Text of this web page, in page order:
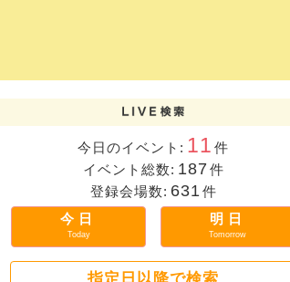
今日のイベント: 11 件
イベント総数: 187 件
登録会場数: 631 件
今日
Today
明日
Tomorrow
指定日以降で検索